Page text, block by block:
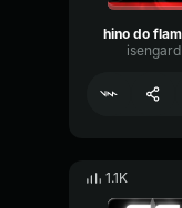
isengard
1.1K